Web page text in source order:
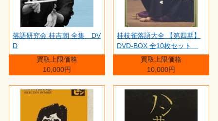
落語研究会 桂吉朝 全集 DV
D
買取上限価格
10,000円
桂枝雀落語大全 【第四期】
DVD-BOX 全10枚セット
買取上限価格
10,000円